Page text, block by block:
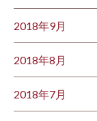
2018年9月
2018年8月
2018年7月